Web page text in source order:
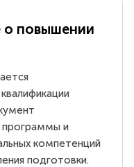
о повышении
и
компетенций
подготовки.